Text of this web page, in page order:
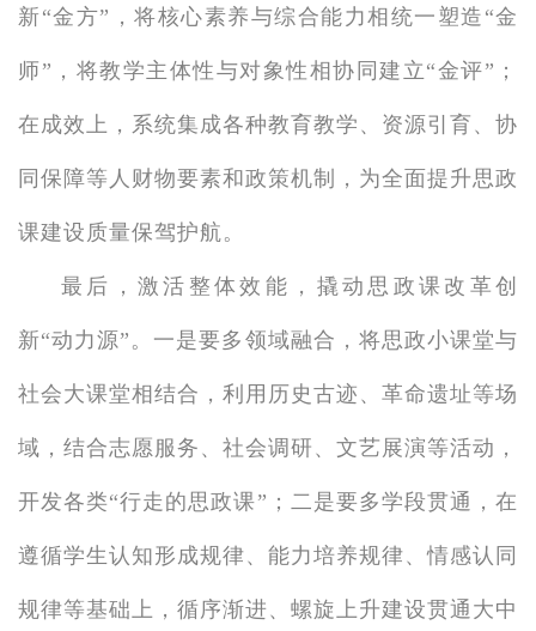
新“金方”，将核心素养与综合能力相统一塑造“金
师”，将教学主体性与对象性相协同建立“金评”；
在成效上，系统集成各种教育教学、资源引育、协
同保障等人财物要素和政策机制，为全面提升思政
课建设质量保驾护航。
最后，激活整体效能，撬动思政课改革创
新“动力源”。一是要多领域融合，将思政小课堂与
社会大课堂相结合，利用历史古迹、革命遗址等场
域，结合志愿服务、社会调研、文艺展演等活动，
开发各类“行走的思政课”；二是要多学段贯通，在
遵循学生认知形成规律、能力培养规律、情感认同
规律等基础上，循序渐进、螺旋上升建设贯通大中